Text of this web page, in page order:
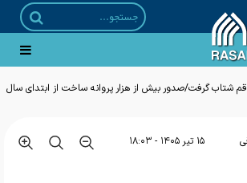
شتاب گرفت/صدور بیش از هزار پروانه ساخت از ابتدای سال
۱۵ تير ۱۴۰۵ - ۱۸:۰۳